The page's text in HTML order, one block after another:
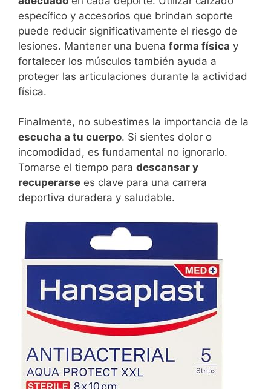
específico y accesorios que brindan soporte
puede reducir significativamente el riesgo de
lesiones. Mantener una buena forma física y
fortalecer los músculos también ayuda a
proteger las articulaciones durante la actividad
física.
Finalmente, no subestimes la importancia de la
escucha a tu cuerpo. Si sientes dolor o
incomodidad, es fundamental no ignorarlo.
Tomarse el tiempo para descansar y
recuperarse es clave para una carrera
deportiva duradera y saludable.